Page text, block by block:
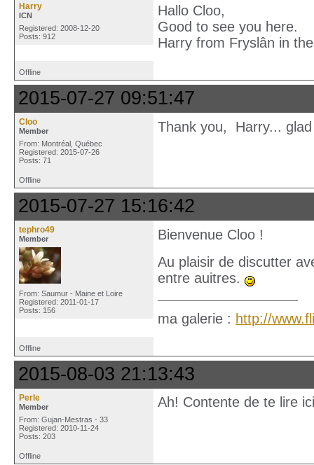
Harry
ICN
Registered: 2008-12-20
Posts: 912
Hallo Cloo,
Good to see you here.
Harry from Fryslân in
Offline
2015-07-27 09:51:47
Cloo
Member
From: Montréal, Québec
Registered: 2015-07-26
Posts: 71
Thank you, Harry...
Offline
2015-07-27 15:16:42
tephro49
Member
From: Saumur - Maine et Loire
Registered: 2011-01-17
Posts: 156
Bienvenue Cloo !
Au plaisir de discutter
entre auitres.
ma galerie : http://
Offline
2015-08-03 21:13:43
Perle
Member
From: Gujan-Mestras - 33
Registered: 2010-11-24
Posts: 203
Ah! Contente de te lire
Offline